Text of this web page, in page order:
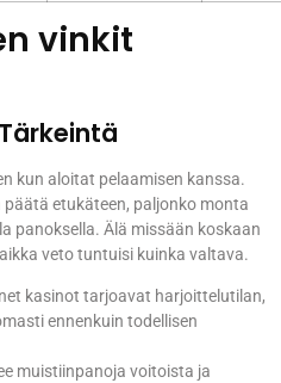
vinkit
kun aloitat pelaamisen kanssa.
etukäteen, paljonko monta
panoksella. Älä missään koskaan
veto tuntuisi kuinka valtava.
kasinot tarjoavat harjoittelutilan,
ennenkuin todellisen
muistiinpanoja voitoista ja